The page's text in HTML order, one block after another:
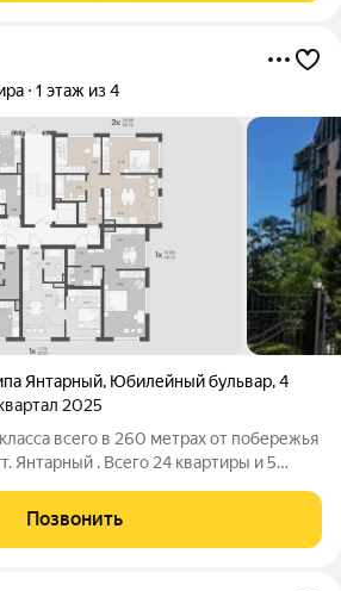
1 этаж из 4
Янтарный, Юбилейный бульвар,4
2025
всего в 260 метрах от побережья
Янтарный . Всего 24 квартиры и 5
Янтарный - маленький, но
Позвонить